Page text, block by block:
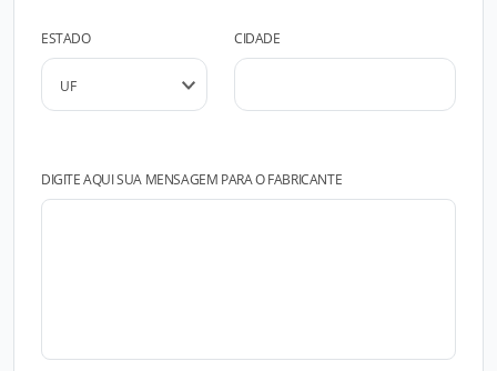
ESTADO CIDADE
DIGITE AQUI SUA MENSAGEM PARA O FABRICANTE